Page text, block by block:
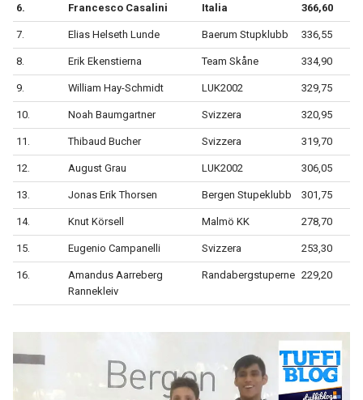
6. Francesco Casalini Italia 366,60
7. Elias Helseth Lunde Baerum Stupklubb 336,55
8. Erik Ekenstierna Team Skåne 334,90
9. William Hay-Schmidt LUK2002 329,75
10. Noah Baumgartner Svizzera 320,95
11. Thibaud Bucher Svizzera 319,70
12. August Grau LUK2002 306,05
13. Jonas Erik Thorsen Bergen Stupeklubb 301,75
14. Knut Körsell Malmö KK 278,70
15. Eugenio Campanelli Svizzera 253,30
16.
Amandus Aarreberg
Rannekleiv
Randabergstuperne 229,20